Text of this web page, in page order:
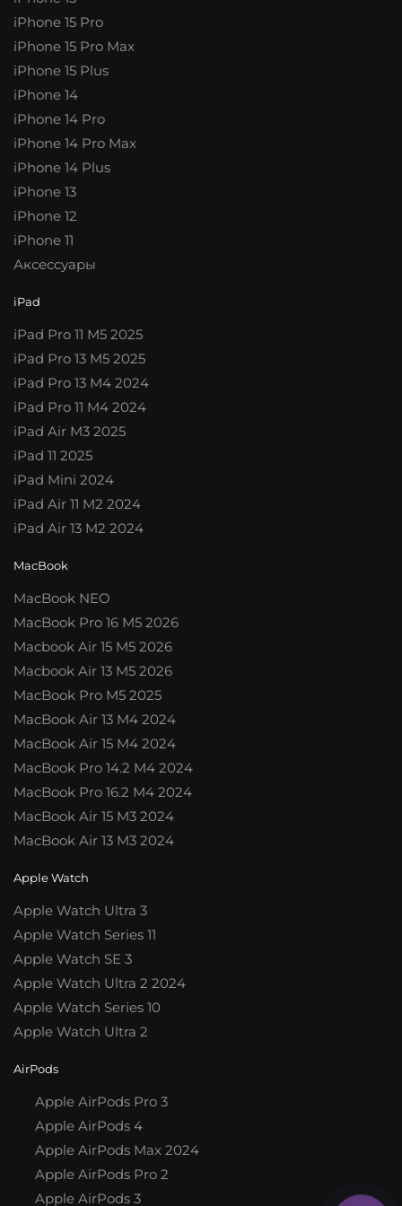
iPhone 15 Pro
iPhone 15 Pro Max
iPhone 15 Plus
iPhone 14
iPhone 14 Pro
iPhone 14 Pro Max
iPhone 14 Plus
iPhone 13
iPhone 12
iPhone 11
Аксессуары
iPad
iPad Pro 11 M5 2025
iPad Pro 13 M5 2025
iPad Pro 13 M4 2024
iPad Pro 11 M4 2024
iPad Air M3 2025
iPad 11 2025
iPad Mini 2024
iPad Air 11 M2 2024
iPad Air 13 M2 2024
MacBook
MacBook NEO
MacBook Pro 16 M5 2026
Macbook Air 15 M5 2026
Macbook Air 13 M5 2026
MacBook Pro M5 2025
MacBook Air 13 M4 2024
MacBook Air 15 M4 2024
MacBook Pro 14.2 M4 2024
MacBook Pro 16.2 M4 2024
MacBook Air 15 M3 2024
MacBook Air 13 M3 2024
Apple Watch
Apple Watch Ultra 3
Apple Watch Series 11
Apple Watch SE 3
Apple Watch Ultra 2 2024
Apple Watch Series 10
Apple Watch Ultra 2
AirPods
Apple AirPods Pro 3
Apple AirPods 4
Apple AirPods Max 2024
Apple AirPods Pro 2
Apple AirPods 3